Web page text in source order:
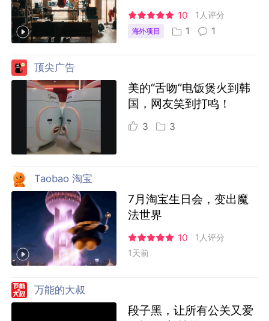
10 1人评分
海外项目 1 1
顶尖广告
美的“舌吻”电饭煲火到韩
国，网友笑到打鸣！
3 3
Taobao 淘宝
7月淘宝生日会，变出魔
法世界
10
1人评分
1天前
万能的大叔
段子黑，让所有公关又爱